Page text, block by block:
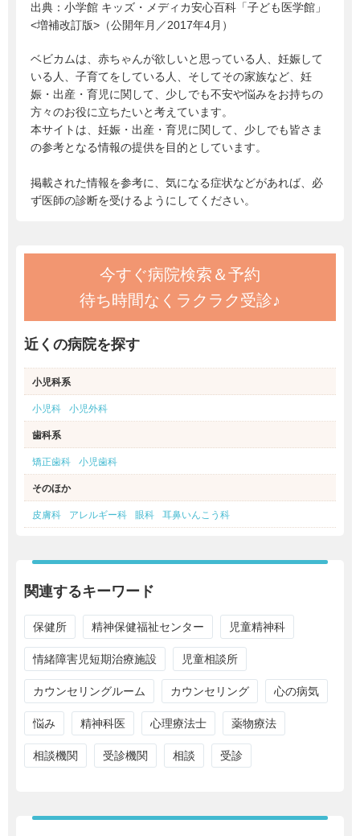
出典： 小学館 キッズ・メディカ安心百科「子ども医学館」
<増補改訂版>（公開年月／2017年4月）
ベビカムは、赤ちゃんが欲しいと思っている人、妊娠して
いる人、子育てをしている人、そしてその家族など、妊
娠・出産・育児に関して、少しでも不安や悩みをお持ちの
方々のお役に立ちたいと考えています。
本サイトは、妊娠・出産・育児に関して、少しでも皆さま
の参考となる情報の提供を目的としています。
掲載された情報を参考に、気になる症状などがあれば、必
ず医師の診断を受けるようにしてください。
今すぐ病院検索＆予約
待ち時間なくラクラク受診♪
近くの病院を探す
小児科系
小児科 小児外科
歯科系
矯正歯科 小児歯科
そのほか
皮膚科 アレルギー科 眼科 耳鼻いんこう科
関連するキーワード
保健所 精神保健福祉センター 児童精神科
情緒障害児短期治療施設 児童相談所
カウンセリングルーム カウンセリング 心の病気
悩み 精神科医 心理療法士 薬物療法
相談機関 受診機関 相談 受診